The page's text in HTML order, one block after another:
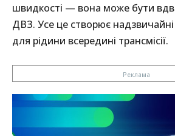
швидкості — вона може бути
ДВЗ. Усе це створює
для рідини всередині трансмісії.